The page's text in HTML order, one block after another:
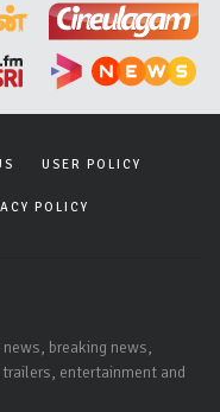
USER POLICY
POLICY
breaking news,
entertainment and